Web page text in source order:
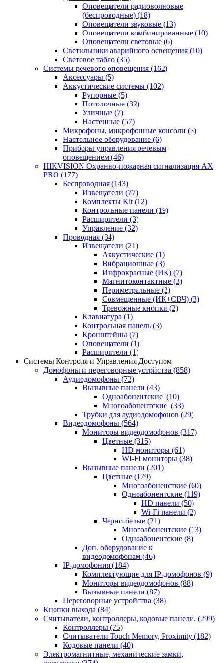
Оповещатели радиоволновые
(беспроводные) (18)
Оповещатели звуковые (13)
Оповещатели комбинированные (10)
Оповещатели световые (6)
Светильники аварийного освещения (10)
Световое табло (35)
Системы речевого оповещения (162)
Аксессуары (5)
Аккустические системы (102)
Рупорные (5)
Потолочные (32)
Уличные (7)
Настенные (57)
Микрофоны, микрофонные консоли (3)
Настольное оборудование (6)
Приборы управления речевым
оповещением (46)
HIKVISION Охранно-пожарная сигнализация AX
PRO (177)
Беспроводная (143)
Извещатели (77)
Комплекты Kit (12)
Контрольные панели (19)
Расширители (3)
Управление (32)
Проводная (34)
Извещатели (21)
Аккустические (1)
Вибрационные (3)
Инфрокрасные (ИК) (7)
Магнитоконтактные (3)
Периметральные (2)
Совмещенные (ИК+СВЧ) (3)
Тревожные кнопки (2)
Клавиатура (1)
Контрольная панель (3)
Кронштейны (7)
Оповещатели (1)
Расширители (1)
Системы Контроля и Управления Доступом
Домофоны и переговорные устрйства (858)
Аудиодомофоны (72)
Вызывные панели (43)
Одноабонентские (10)
Многоабонентские (33)
Трубки для аудиодомофонов (29)
Видеодомофоны (564)
Мониторы видеодомофонов (317)
Цветные (315)
HD мониторы (61)
WI-FI мониторы (38)
Вызывные панели (201)
Цветные (179)
Многоабоненсткие (60)
Одноабонентские (119)
HD панели (50)
Wi-Fi панели (2)
Черно-белые (21)
Многоабонентские (13)
Одноабонентские (8)
Доп. оборудование к
видеодомофонам (46)
IP-домофония (184)
Комплектующие для IP-домофонов (9)
Мониторы видеодомофонов (88)
Вызывные панели (87)
Переговорные устройства (38)
Кнопки выхода (84)
Считыватели, контроллеры, кодовые панели. (299)
Контроллеры (75)
Считыватели Touch Memory, Proximity (182)
Кодовые панели (40)
Электромагнитные, механические замки,